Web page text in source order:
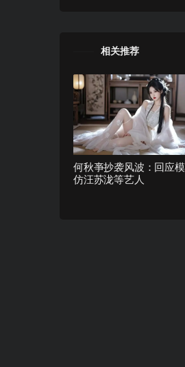
相关推荐
何秋亊抄袭风波：回应模
仿汪苏泷等艺人